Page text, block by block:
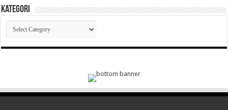
Kategori
Kategori